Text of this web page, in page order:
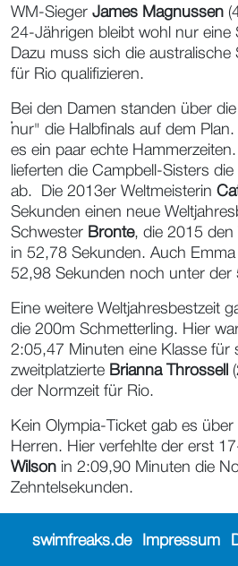
WM-Sieger James Magnussen
24-Jährigen bleibt wohl nur eine
Dazu muss sich die
für Rio qualifizieren.
Bei den Damen standen über
"nur" die Halbfinals auf dem
es ein paar echte
lieferten die Campbell-Sisters
ab. Die 2013er Weltmeisterin
Sekunden einen neue
Schwester Bronte, die 2015 den
in 52,78 Sekunden. Auch
52,98 Sekunden noch unter der
Eine weitere Weltjahresbestzeit
die 200m Schmetterling. Hier
2:05,47 Minuten eine Klasse für
zweitplatzierte Brianna Throssell
der Normzeit für Rio.
Kein Olympia-Ticket gab es
Herren. Hier verfehlte der erst
Wilson in 2:09,90 Minuten die
Zehntelsekunden.
swimfreaks.de Impressum